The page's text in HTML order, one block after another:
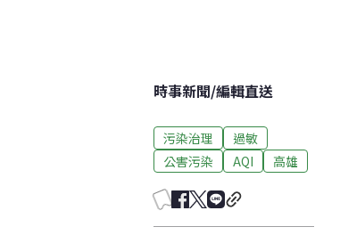
時事新聞/編輯直送
污染治理
過敏
公害污染
AQI 高雄